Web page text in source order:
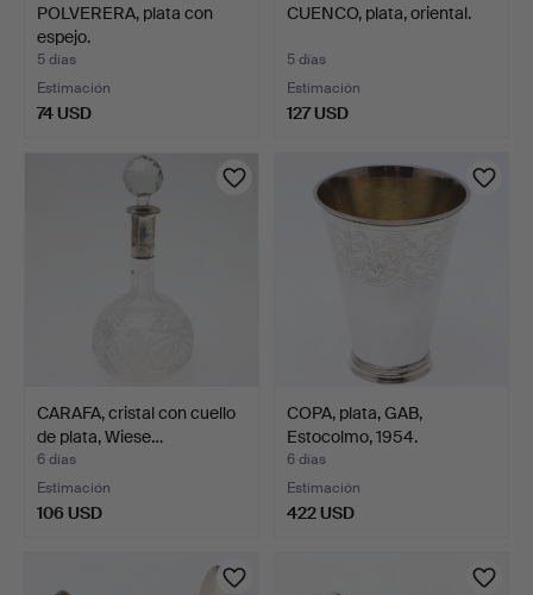
POLVERERA, plata con
espejo.
5 días
Estimación
74 USD
CUENCO, plata, oriental.
5 días
Estimación
127 USD
CARAFA, cristal con cuello
de plata, Wiese…
6 días
Estimación
106 USD
COPA, plata, GAB,
Estocolmo, 1954.
6 días
Estimación
422 USD